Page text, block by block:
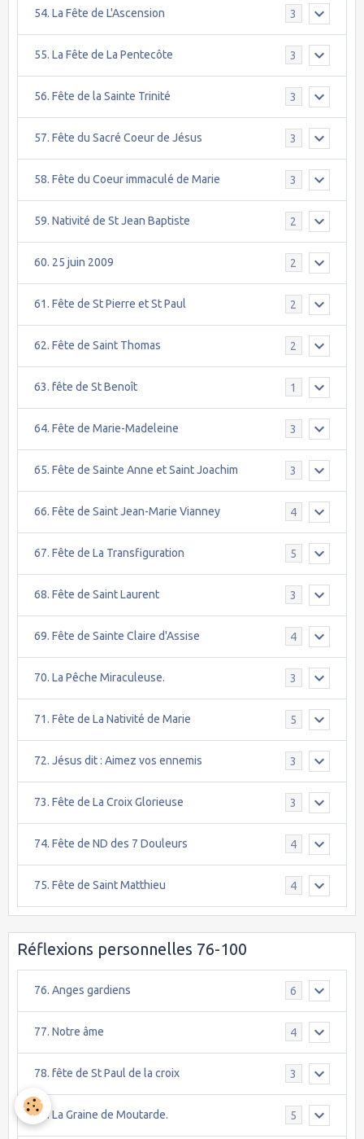
54. La Fête de L'Ascension 3
55. La Fête de La Pentecôte 3
56. Fête de la Sainte Trinité 3
57. Fête du Sacré Coeur de Jésus 3
58. Fête du Coeur immaculé de Marie 3
59. Nativité de St Jean Baptiste 2
60. 25 juin 2009 2
61. Fête de St Pierre et St Paul 2
62. Fête de Saint Thomas 2
63. fête de St Benoît 1
64. Fête de Marie-Madeleine 3
65. Fête de Sainte Anne et Saint Joachim 3
66. Fête de Saint Jean-Marie Vianney 4
67. Fête de La Transfiguration 5
68. Fête de Saint Laurent 3
69. Fête de Sainte Claire d'Assise 4
70. La Pêche Miraculeuse. 3
71. Fête de La Nativité de Marie 5
72. Jésus dit : Aimez vos ennemis 3
73. Fête de La Croix Glorieuse 3
74. Fête de ND des 7 Douleurs 4
75. Fête de Saint Matthieu 4
Réflexions personnelles 76-100
76. Anges gardiens 6
77. Notre âme 4
78. fête de St Paul de la croix 3
79. La Graine de Moutarde. 5